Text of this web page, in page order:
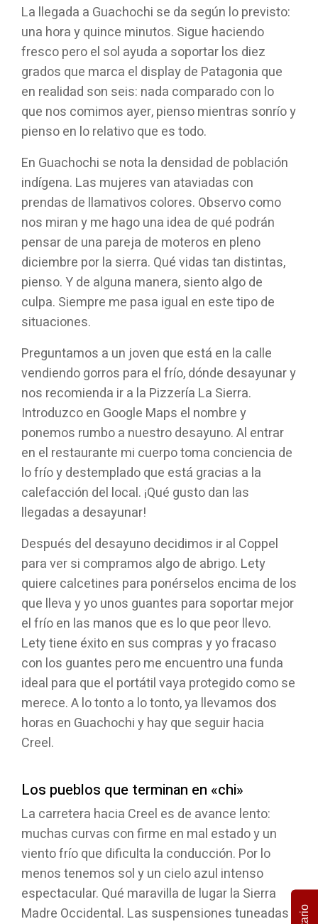
La llegada a Guachochi se da según lo previsto:
una hora y quince minutos. Sigue haciendo
fresco pero el sol ayuda a soportar los diez
grados que marca el display de Patagonia que
en realidad son seis: nada comparado con lo
que nos comimos ayer, pienso mientras sonrío y
pienso en lo relativo que es todo.
En Guachochi se nota la densidad de población
indígena. Las mujeres van ataviadas con
prendas de llamativos colores. Observo como
nos miran y me hago una idea de qué podrán
pensar de una pareja de moteros en pleno
diciembre por la sierra. Qué vidas tan distintas,
pienso. Y de alguna manera, siento algo de
culpa. Siempre me pasa igual en este tipo de
situaciones.
Preguntamos a un joven que está en la calle
vendiendo gorros para el frío, dónde desayunar y
nos recomienda ir a la Pizzería La Sierra.
Introduzco en Google Maps el nombre y
ponemos rumbo a nuestro desayuno. Al entrar
en el restaurante mi cuerpo toma conciencia de
lo frío y destemplado que está gracias a la
calefacción del local. ¡Qué gusto dan las
llegadas a desayunar!
Después del desayuno decidimos ir al Coppel
para ver si compramos algo de abrigo. Lety
quiere calcetines para ponérselos encima de los
que lleva y yo unos guantes para soportar mejor
el frío en las manos que es lo que peor llevo.
Lety tiene éxito en sus compras y yo fracaso
con los guantes pero me encuentro una funda
ideal para que el portátil vaya protegido como se
merece. A lo tonto a lo tonto, ya llevamos dos
horas en Guachochi y hay que seguir hacia
Creel.
Los pueblos que terminan en «chi»
La carretera hacia Creel es de avance lento:
muchas curvas con firme en mal estado y un
viento frío que dificulta la conducción. Por lo
menos tenemos sol y un cielo azul intenso
espectacular. Qué maravilla de lugar la Sierra
Madre Occidental. Las suspensiones tuneadas